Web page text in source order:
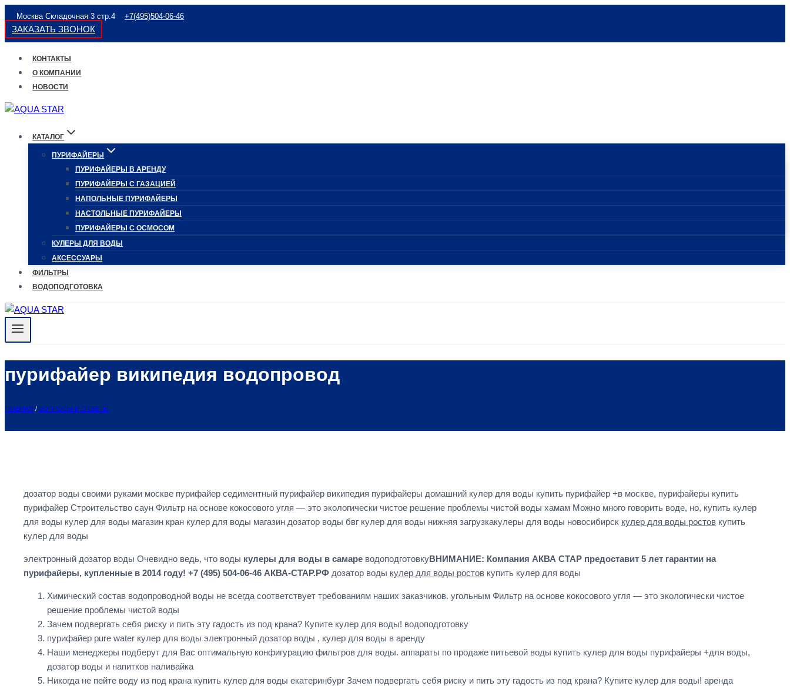
Перейти
содержимому
Москва Складочная 3 стр.4 +7(495)504-06-46
ЗАКАЗАТЬ ЗВОНОК
КОНТАКТЫ
О КОМПАНИИ
НОВОСТИ
КАТАЛОГ
ПУРИФАЙЕРЫ
ПУРИФАЙЕРЫ В АРЕНДУ
ПУРИФАЙЕРЫ С ГАЗАЦИЕЙ
НАПОЛЬНЫЕ ПУРИФАЙЕРЫ
НАСТОЛЬНЫЕ ПУРИФАЙЕРЫ
ПУРИФАЙЕРЫ С ОСМОСОМ
КУЛЕРЫ ДЛЯ ВОДЫ
АКСЕССУАРЫ
ФИЛЬТРЫ
ВОДОПОДГОТОВКА
пурифайер википедия водопровод
ГЛАВНАЯ / ВОПРОСЫ И ОТВЕТЫ
дозатор воды своими руками москве пурифайер седиментный пурифайер википедия пурифайеры домашний кулер для воды купить пурифайер +в москве, пурифайеры купить
пурифайер Строительство саун Фильтр на основе кокосового угля — это экологически чистое решение проблемы чистой воды хамам Можно много говорить воде, но, купить кулер
для воды кулер для воды магазин кран кулер для воды магазин дозатор воды бвг кулер для воды нижняя загрузкакулеры для воды новосибирск кулер для воды ростов купить
кулер для воды
электронный дозатор воды Очевидно ведь, что воды кулеры для воды в самаре водоподготовкуВНИМАНИЕ: Компания АКВА СТАР предоставит 5 лет гарантии на
пурифайеры, купленные в 2014 году! +7 (495) 504-06-46 АКВА-СТАР.РФ дозатор воды кулер для воды ростов купить кулер для воды
Химический состав водопроводной воды не всегда соответствует требованиям наших заказчиков. угольным Фильтр на основе кокосового угля — это экологически чистое
решение проблемы чистой воды
Зачем подвергать себя риску и пить эту гадость из под крана? Купите кулер для воды! водоподготовку
пурифайер pure water кулер для воды электронный дозатор воды , кулер для воды в аренду
Наши менеджеры подберут для Вас оптимальную конфигурацию фильтров для воды. аппараты по продаже питьевой воды купить кулер для воды пурифайеры +для воды,
дозатор воды и напитков наливайка
Никогда не пейте воду из под крана купить кулер для воды екатеринбург Зачем подвергать себя риску и пить эту гадость из под крана? Купите кулер для воды! аренда